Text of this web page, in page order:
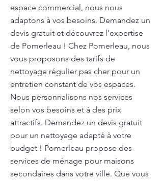
espace commercial, nous nous
adaptons à vos besoins. Demandez un
devis gratuit et découvrez l’expertise
de Pomerleau ! Chez Pomerleau, nous
vous proposons des tarifs de
nettoyage régulier pas cher pour un
entretien constant de vos espaces.
Nous personnalisons nos services
selon vos besoins et à des prix
attractifs. Demandez un devis gratuit
pour un nettoyage adapté à votre
budget ! Pomerleau propose des
services de ménage pour maisons
secondaires dans votre ville. Que vous